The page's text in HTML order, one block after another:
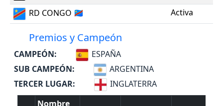
RD CONGO 🇨🇩 Activa
Premios y Campeón
CAMPEÓN:
ESPAÑA
SUB CAMPEÓN:
ARGENTINA
TERCER LUGAR:
INGLATERRA
Nombre